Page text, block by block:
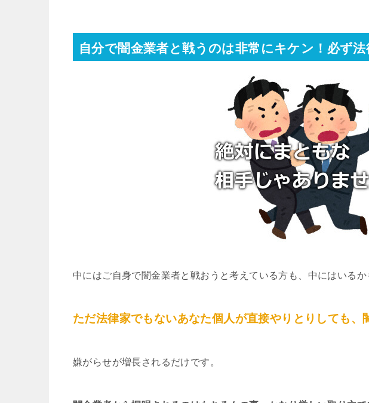
自分で闇金業者と戦うのは非常にキケン！必ず法
中にはご自身で闇金業者と戦おうと考えている方も、中にはいるか
ただ法律家でもないあなた個人が直接やりとりしても、
嫌がらせが増長されるだけです。